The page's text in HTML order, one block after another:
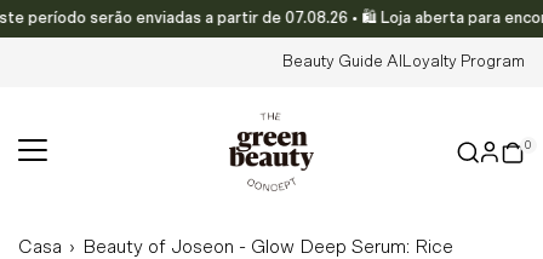
Translation missing: pt-PT.accessibility.skip_to_text
período serão enviadas a partir de 07.08.26 • 🛍️ Loja aberta para
Beauty Guide AI Loyalty Program
0
Casa ›
Beauty of Joseon - Glow Deep Serum: Rice